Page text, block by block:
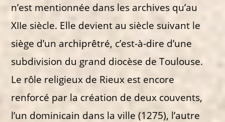
n’est mentionnée dans les archives qu’au
XIIe siècle. Elle devient au siècle suivant le
siège d’un archiprêtré, c’est-à-dire d’une
subdivision du grand diocèse de Toulouse.
Le rôle religieux de Rieux est encore
renforcé par la création de deux couvents,
l’un dominicain dans la ville (1275), l’autre